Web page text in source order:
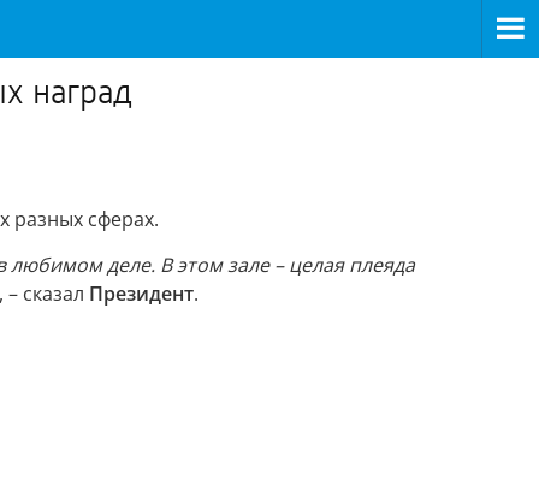
наград
разных сферах.
любимом деле. В этом зале – целая плеяда
, – сказал Президент.